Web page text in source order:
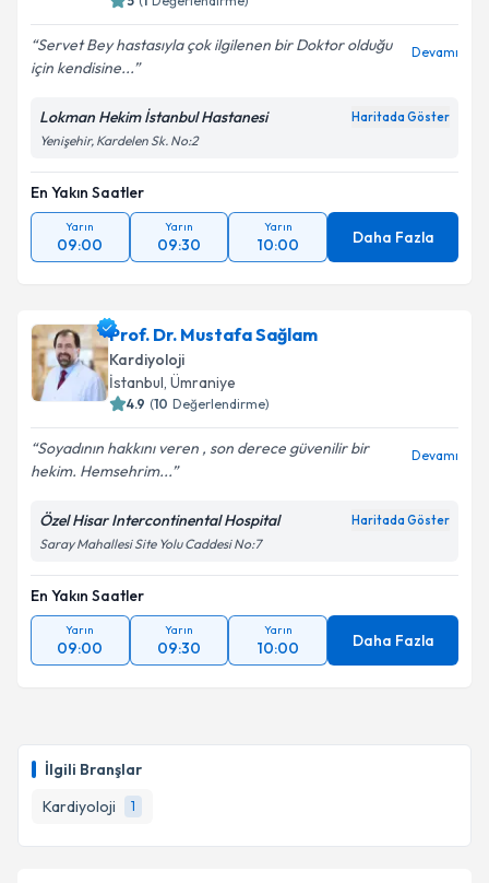
İlgili Branşlar
Kardiyoloji
1
'ni okudum ve kişisel verilerimin belirtilen
kapsamda işlenmesini kabul ediyorum.
Servet Bey hastasıyla çok ilgilenen bir Doktor olduğu
için kendisine...
Devamı
Lokman Hekim İstanbul Hastanesi Haritada Göster
Yenişehir, Kardelen Sk. No:2
En Yakın Saatler
Yarın
09:00
Yarın
09:30
Yarın
10:00 Daha Fazla
Prof. Dr. Mustafa Sağlam
Kardiyoloji
İstanbul, Ümraniye
4.9 (10 Değerlendirme)
Soyadının hakkını veren , son derece güvenilir bir
hekim. Hemsehrim...
Devamı
Özel Hisar Intercontinental Hospital Haritada Göster
Saray Mahallesi Site Yolu Caddesi No:7
En Yakın Saatler
Yarın
09:00
Yarın
09:30
Yarın
10:00 Daha Fazla